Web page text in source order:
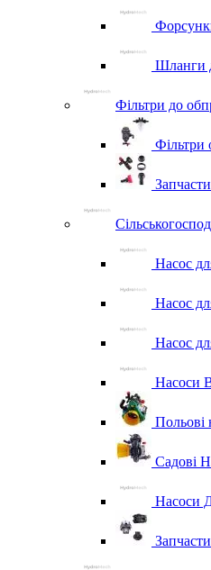
Шланги
Фільтри до
Фільтри
Насос
Насос
Насос
Насоси
Польові
Садові
Насоси